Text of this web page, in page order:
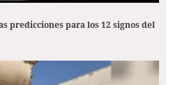
predicciones para los 12 signos del